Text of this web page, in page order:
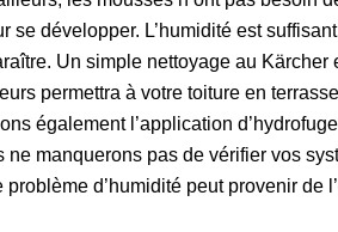
se développer. L’humidité est
Un simple nettoyage au Kärcher
permettra à votre toiture en
également l’application
ne manquerons pas de vérifier vos
d’humidité peut provenir de